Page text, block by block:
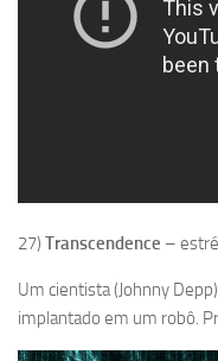
27) Transcendence –
Um cientista (Johnny
implantado em um robô.